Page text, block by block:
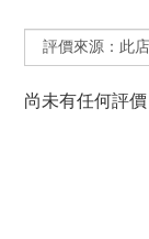
尚未有任何評價